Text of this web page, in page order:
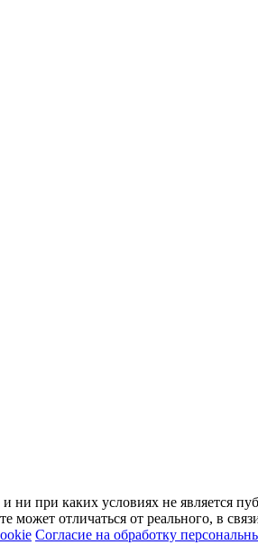
при каких условиях не является
отличаться от реального, в
Согласие на обработку